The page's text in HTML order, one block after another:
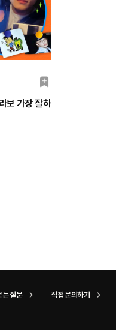
북
마
보 가장 잘하
는 질문 직접 문의하기